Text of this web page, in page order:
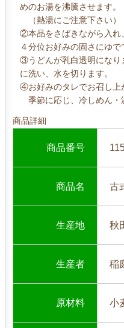
めのお湯を沸騰させます。
（熱湯にご注意下さい）
②本品をさばきながら入れ
４分位お好みの固さにゆで
③うどんが乳白透明になり
に洗い、水を切ります。
④お好みのタレでお召し上
季節に応じ、冷しめん・
商品詳細
商品番号
商品名 古
生産地 秋
生産者 稲
原材料 小